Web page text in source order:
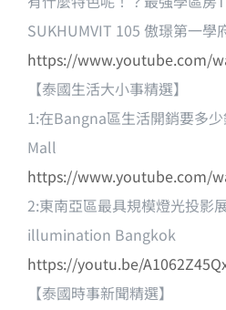
SUKHUMVIT 105 傲璟第一學
https://www.youtube.com/
【泰國生活大小事精選】
1:在Bangna區生活開銷要多
Mall
https://www.youtube.com/
2:東南亞區最具規模燈光投影
illumination Bangkok
https://youtu.be/
【泰國時事新聞精選】